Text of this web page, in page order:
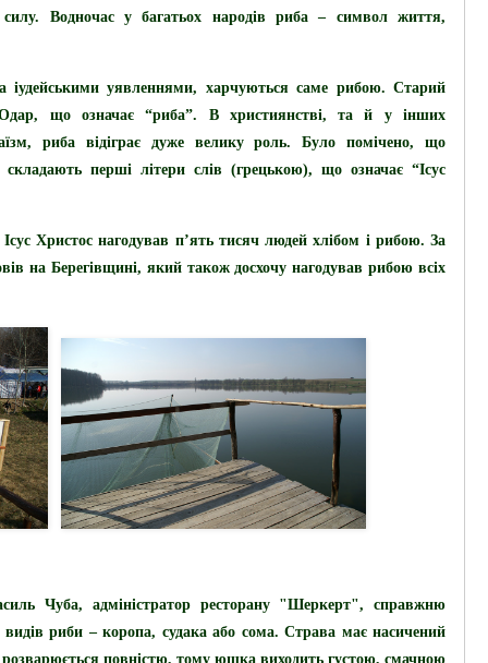
силу. Водночас у багатьох народів риба – символ життя,
іудейськими уявленнями, харчуються саме рибою. Старий
що означає “риба”. В християнстві, та й у інших
риба відіграє дуже велику роль. Було помічено, що
складають перші літери слів (грецькою), що означає “Ісус
Христос нагодував п’ять тисяч людей хлібом і рибою. За
на Берегівщині, який також досхочу нагодував рибою всіх
Чуба, адміністратор ресторану "Шеркерт", справжню
видів риби – коропа, судака або сома. Страва має насичений
повністю, тому юшка виходить густою, смачною